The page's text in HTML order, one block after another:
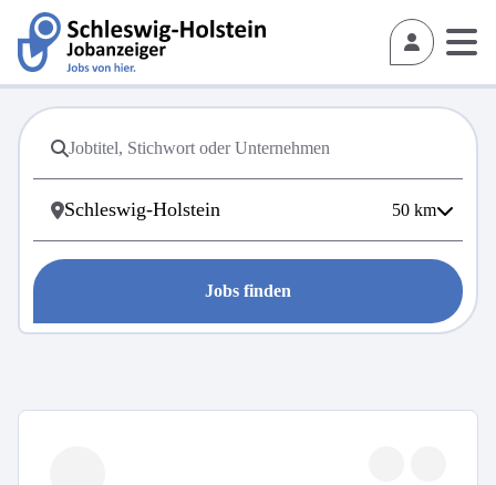
50 km
Jobs finden